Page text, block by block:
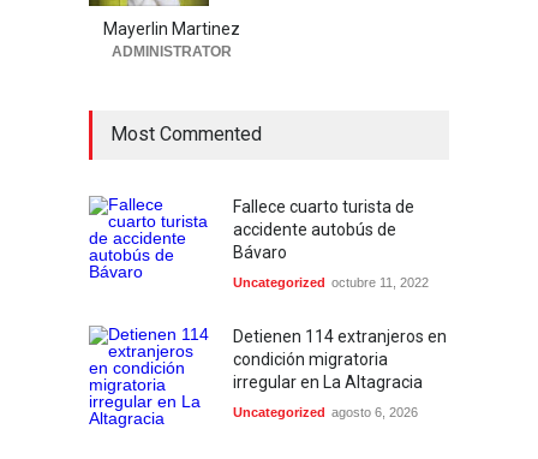
Mayerlin Martinez
ADMINISTRATOR
Most Commented
Fallece cuarto turista de
accidente autobús de
Bávaro
Uncategorized octubre 11, 2022
Detienen 114 extranjeros en
condición migratoria
irregular en La Altagracia
Uncategorized agosto 6, 2026